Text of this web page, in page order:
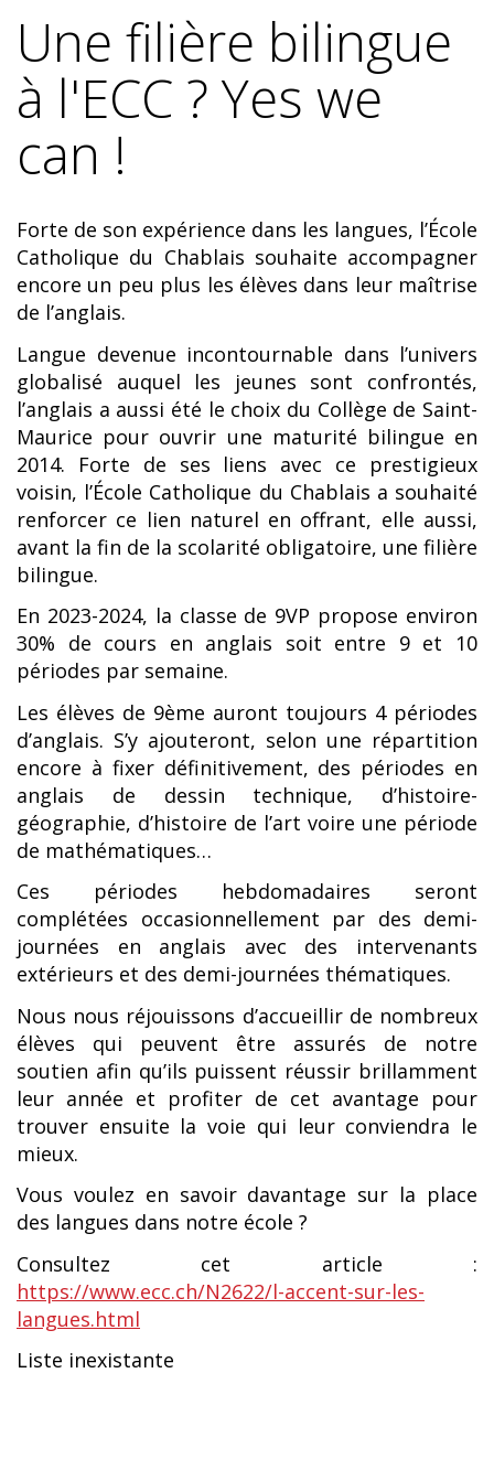
Une filière bilingue
à l'ECC ? Yes we
can !
Forte de son expérience dans les langues, l’École
Catholique du Chablais souhaite accompagner
encore un peu plus les élèves dans leur maîtrise
de l’anglais.
Langue devenue incontournable dans l’univers
globalisé auquel les jeunes sont confrontés,
l’anglais a aussi été le choix du Collège de Saint-
Maurice pour ouvrir une maturité bilingue en
2014. Forte de ses liens avec ce prestigieux
voisin, l’École Catholique du Chablais a souhaité
renforcer ce lien naturel en offrant, elle aussi,
avant la fin de la scolarité obligatoire, une filière
bilingue.
En 2023-2024, la classe de 9VP propose environ
30% de cours en anglais soit entre 9 et 10
périodes par semaine.
Les élèves de 9ème auront toujours 4 périodes
d’anglais. S’y ajouteront, selon une répartition
encore à fixer définitivement, des périodes en
anglais de dessin technique, d’histoire-
géographie, d’histoire de l’art voire une période
de mathématiques…
Ces périodes hebdomadaires seront
complétées occasionnellement par des demi-
journées en anglais avec des intervenants
extérieurs et des demi-journées thématiques.
Nous nous réjouissons d’accueillir de nombreux
élèves qui peuvent être assurés de notre
soutien afin qu’ils puissent réussir brillamment
leur année et profiter de cet avantage pour
trouver ensuite la voie qui leur conviendra le
mieux.
Vous voulez en savoir davantage sur la place
des langues dans notre école ?
Consultez cet article :
https://www.ecc.ch/N2622/l-accent-sur-les-
langues.html
Liste inexistante